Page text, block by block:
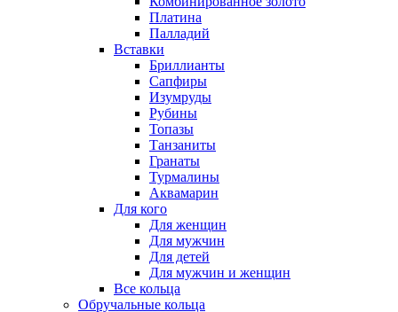
Платина
Палладий
Вставки
Бриллианты
Сапфиры
Изумруды
Рубины
Топазы
Танзаниты
Гранаты
Турмалины
Аквамарин
Для кого
Для женщин
Для мужчин
Для детей
Для мужчин и женщин
Все кольца
Обручальные кольца